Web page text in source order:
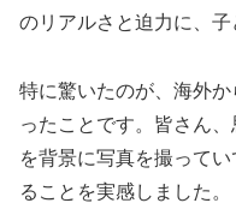
のリアルさと迫力に、子
特に驚いたのが、海外
ったことです。皆さん
を背景に写真を撮って
ることを実感しました。